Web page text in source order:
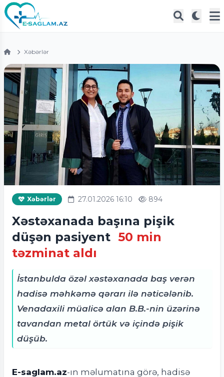
Xəbərlər
Xəbərlər 27.01.2026 16:10 894
Xəstəxanada başına pişik
düşən pasiyent 50 min
təzminat aldı
İstanbulda özəl xəstəxanada baş verən
hadisə məhkəmə qərarı ilə nəticələnib.
Venadaxili müalicə alan B.B.-nin üzərinə
tavandan metal örtük və içində pişik
düşüb.
E-saglam.az-ın məlumatına görə, hadisə